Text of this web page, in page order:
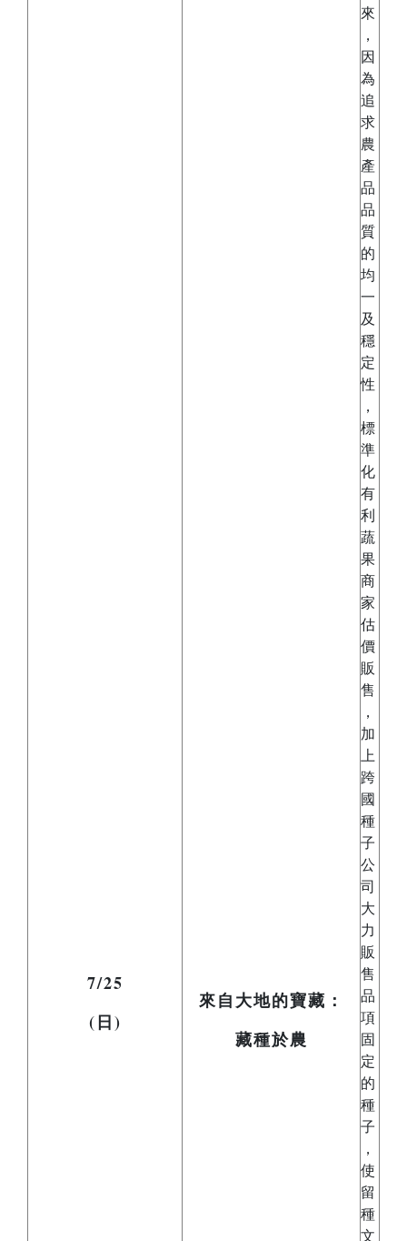
7/25
(日)
來 自大地的寶藏：
藏種於農
來
，
因
為
追
求
農
產
品
品
質
的
均
一
及
穩
定
性
，
標
準
化
有
利
蔬
果
商
家
估
價
販
售
，
加
上
跨
國
種
子
公
司
大
力
販
售
品
項
固
定
的
種
子
，
使
留
種
文